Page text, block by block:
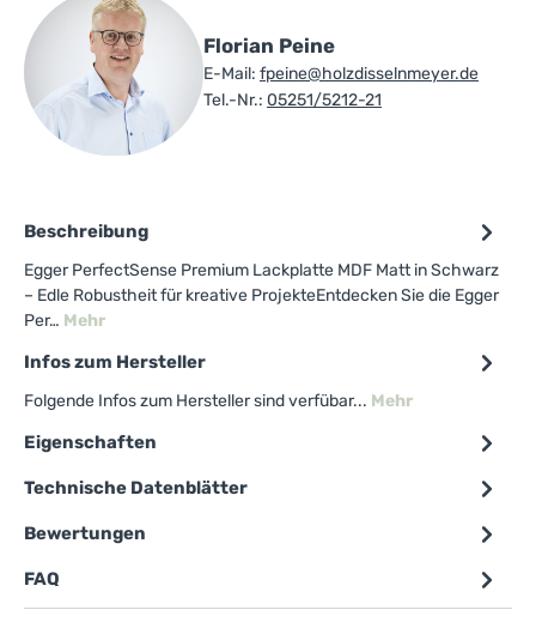
Florian Peine
E-Mail: fpeine@holzdisselnmeyer.de
Tel.-Nr.: 05251/5212-21
Beschreibung
Egger PerfectSense Premium Lackplatte MDF Matt in Schwarz
– Edle Robustheit für kreative ProjekteEntdecken Sie die Egger
Per… Mehr
Infos zum Hersteller
Folgende Infos zum Hersteller sind verfübar... Mehr
Eigenschaften
Technische Datenblätter
Bewertungen
FAQ